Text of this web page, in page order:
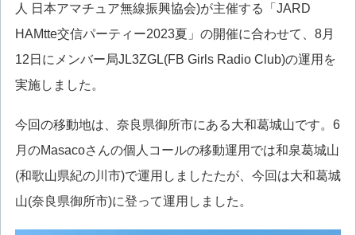
人 日本アマチュア無線振興協会)が主催する「JARD
HAMtte交信パーティー2023夏」の開催に合わせて、8月
12日にメンバー局JL3ZGL(FB Girls Radio Club)の運用を
実施しました。
今回の移動地は、奈良県御所市にある大和葛城山です。6
月のMasacoさんの個人コールの移動運用では和泉葛城山
(和歌山県紀の川市)で運用しましたたが、今回は大和葛城
山(奈良県御所市)に登って運用しました。